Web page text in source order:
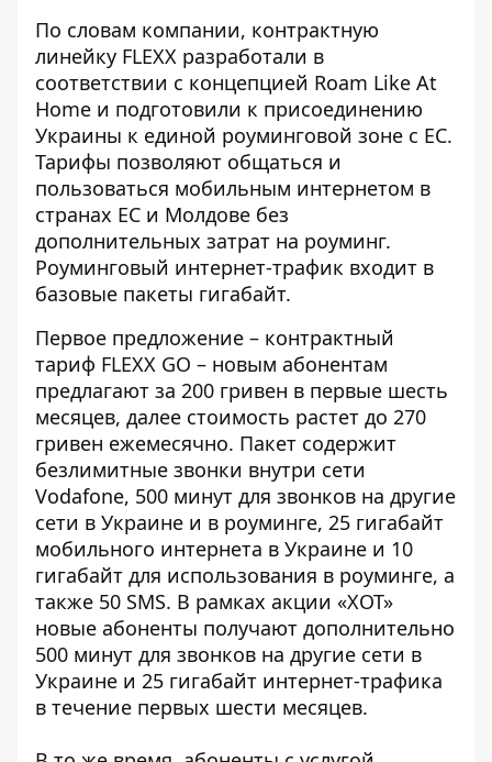
По словам компании, контрактную
линейку FLEXX разработали в
соответствии с концепцией Roam Like At
Home и подготовили к присоединению
Украины к единой роуминговой зоне с ЕС.
Тарифы позволяют общаться и
пользоваться мобильным интернетом в
странах ЕС и Молдове без
дополнительных затрат на роуминг.
Роуминговый интернет-трафик входит в
базовые пакеты гигабайт.
Первое предложение – контрактный
тариф FLEXX GO – новым абонентам
предлагают за 200 гривен в первые шесть
месяцев, далее стоимость растет до 270
гривен ежемесячно. Пакет содержит
безлимитные звонки внутри сети
Vodafone, 500 минут для звонков на другие
сети в Украине и в роуминге, 25 гигабайт
мобильного интернета в Украине и 10
гигабайт для использования в роуминге, а
также 50 SMS. В рамках акции «ХОТ»
новые абоненты получают дополнительно
500 минут для звонков на другие сети в
Украине и 25 гигабайт интернет-трафика
в течение первых шести месяцев.